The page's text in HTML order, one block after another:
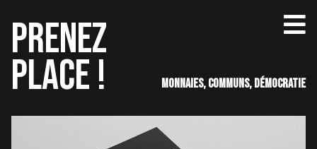
contenu
PRENEZ
PLACE ! Monnaies, communs, démocratie